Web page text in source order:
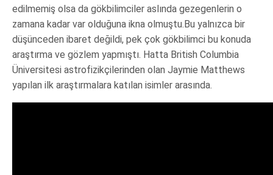
edilmemiş olsa da gökbilimciler aslında gezegenlerin o
zamana kadar var olduğuna ikna olmuştu.Bu yalnızca bir
düşünceden ibaret değildi, pek çok gökbilimci bu konuda
araştırma ve gözlem yapmıştı. Hatta British Columbia
Üniversitesi astrofizikçilerinden olan Jaymie Matthews
yapılan ilk araştırmalara katılan isimler arasında.